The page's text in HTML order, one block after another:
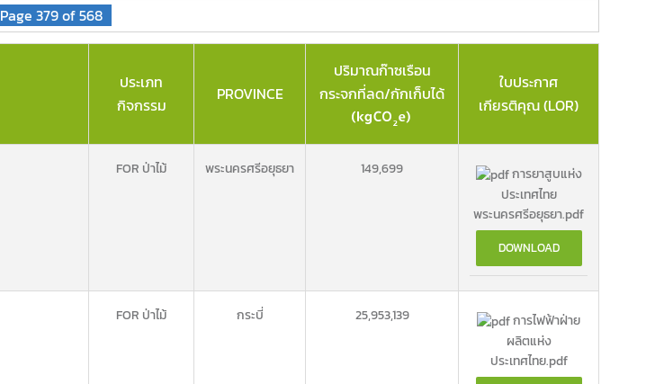
Page 379 of 568
ประเภท
กิจกรรม
PROVINCE
ปริมาณก๊าซเรือน
กระจกที่ลด/กักเก็บได้
ใบประกาศ
เกียรติคุณ (LOR)
FOR ป่าไม้ พระนครศรีอยุธยา 149,699
การยาสูบแห่ง
ประเทศไทย
พระนครศรีอยุธยา.pdf
DOWNLOAD
FOR ป่าไม้ กระบี่ 25,953,139
การไฟฟ้าฝ่าย
ผลิตแห่ง
ประเทศไทย.pdf